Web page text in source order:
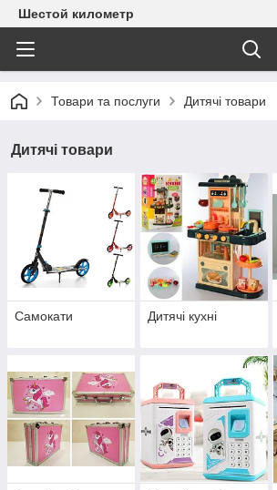
Шестой километр
Товари та послуги Дитячі товари
Дитячі товари
Самокати Дитячі кухні